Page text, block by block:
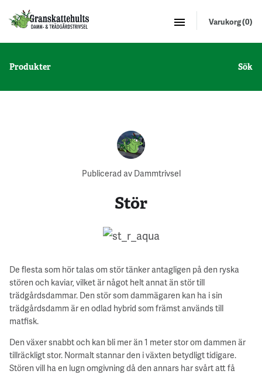
Varukorg (0)
Produkter Sök
Publicerad av Dammtrivsel
Stör
De flesta som hör talas om stör tänker antagligen på den ryska
stören och kaviar, vilket är något helt annat än stör till
trädgårdsdammar. Den stör som dammägaren kan ha i sin
trädgårdsdamm är en odlad hybrid som främst används till
matfisk.
Den växer snabbt och kan bli mer än 1 meter stor om dammen är
tillräckligt stor. Normalt stannar den i växten betydligt tidigare.
Stören vill ha en lugn omgivning då den annars har svårt att få